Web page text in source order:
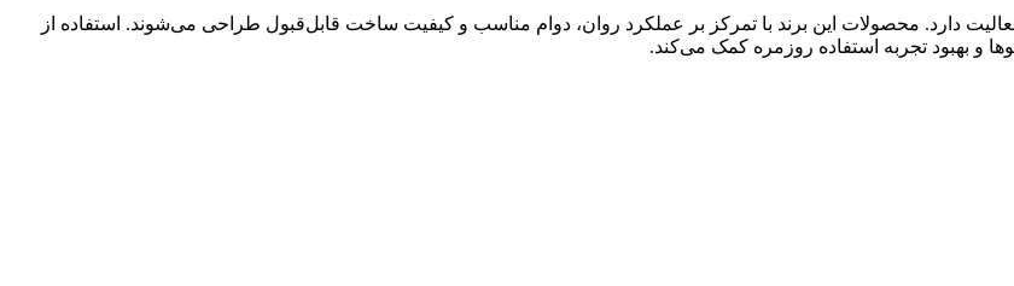
فعالیت دارد. محصولات این برند با تمرکز بر عملکرد روان، دوام مناسب و کیفیت ساخت قابل‌قبول طراحی می‌شوند. استفاده از